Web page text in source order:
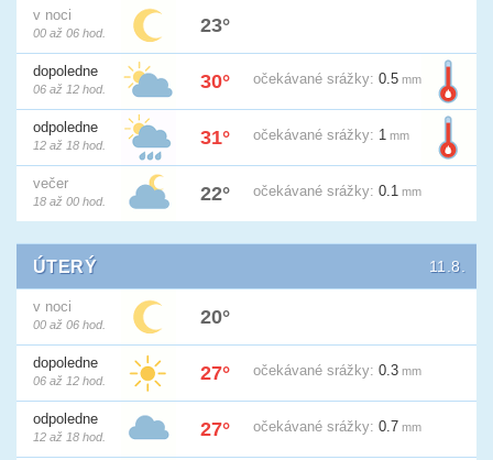
v noci
00 až 06 hod. 23°
dopoledne
06 až 12 hod. 30° očekávané srážky: 0.5 mm
odpoledne
12 až 18 hod. 31° očekávané srážky: 1 mm
večer
18 až 00 hod. 22° očekávané srážky: 0.1 mm
ÚTERÝ 11.8.
v noci
00 až 06 hod. 20°
dopoledne
06 až 12 hod. 27° očekávané srážky: 0.3 mm
odpoledne
12 až 18 hod. 27° očekávané srážky: 0.7 mm